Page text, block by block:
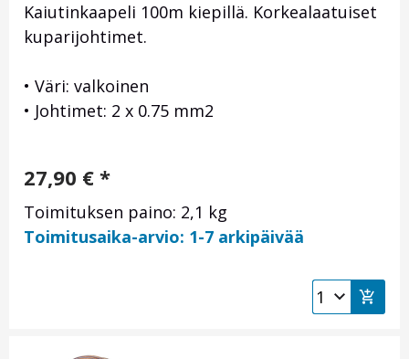
Kaiutinkaapeli 100m kiepillä. Korkealaatuiset
kuparijohtimet.
• Väri: valkoinen
• Johtimet: 2 x 0.75 mm2
27,90 € *
Toimituksen paino: 2,1 kg
Toimitusaika-arvio: 1-7 arkipäivää